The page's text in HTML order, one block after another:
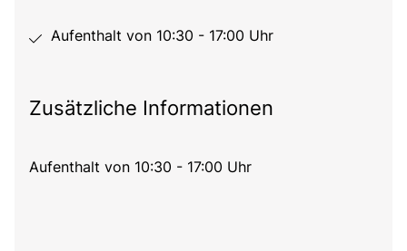
Aufenthalt von 10:30 - 17:00 Uhr
Zusätzliche Informationen
Aufenthalt von 10:30 - 17:00 Uhr